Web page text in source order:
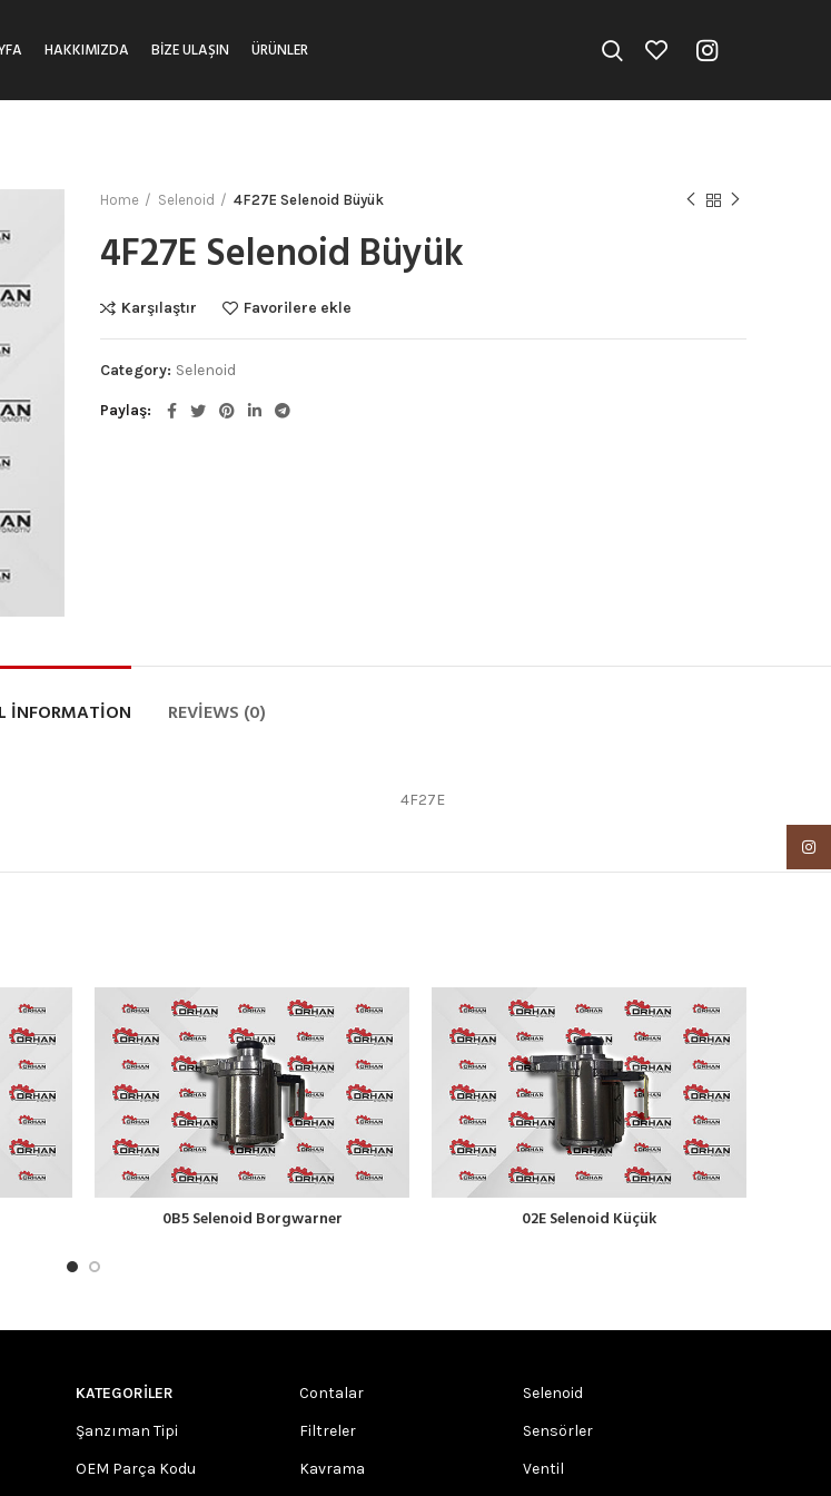
HAKKIMIZDA BIZE ULAŞIN ÜRÜNLER
Home Selenoid 4F27E Selenoid Büyük
4F27E Selenoid Büyük
Karşılaştır Favorilere ekle
Category: Selenoid
Paylaş
INFORMATION REVIEWS (0)
4F27E
0B5 Selenoid Borgwarner 02E Selenoid Küçük
KATEGORILER
Şanzıman Tipi
OEM Parça Kodu
Contalar
Filtreler
Kavrama
Selenoid
Sensörler
Ventil